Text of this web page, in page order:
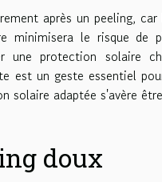
après un peeling,
minimisera le risque de
une protection solaire
est un geste essentiel
solaire adaptée s'avère
doux